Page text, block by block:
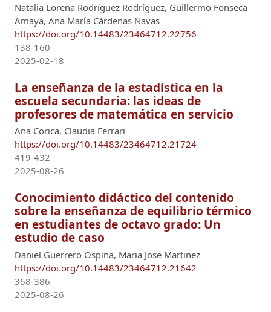
Natalia Lorena Rodríguez Rodríguez, Guillermo Fonseca
Amaya, Ana María Cárdenas Navas
https://doi.org/10.14483/23464712.22756
138-160
2025-02-18
La enseñanza de la estadística en la
escuela secundaria: las ideas de
profesores de matemática en servicio
Ana Corica, Claudia Ferrari
https://doi.org/10.14483/23464712.21724
419-432
2025-08-26
Conocimiento didáctico del contenido
sobre la enseñanza de equilibrio térmico
en estudiantes de octavo grado: Un
estudio de caso
Daniel Guerrero Ospina, Maria Jose Martinez
https://doi.org/10.14483/23464712.21642
368-386
2025-08-26